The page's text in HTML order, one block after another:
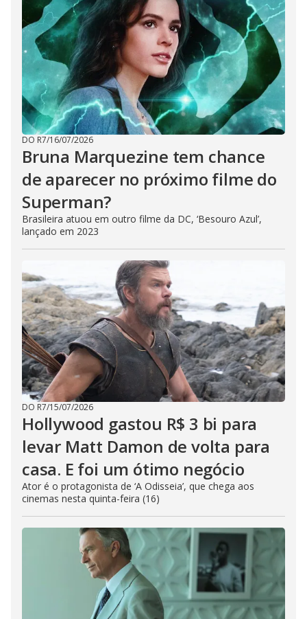
DO R7/16/07/2026
Bruna Marquezine tem chance
de aparecer no próximo filme do
Superman?
Brasileira atuou em outro filme da DC, ‘Besouro Azul’,
lançado em 2023
DO R7/15/07/2026
Hollywood gastou R$ 3 bi para
levar Matt Damon de volta para
casa. E foi um ótimo negócio
Ator é o protagonista de ‘A Odisseia’, que chega aos
cinemas nesta quinta-feira (16)